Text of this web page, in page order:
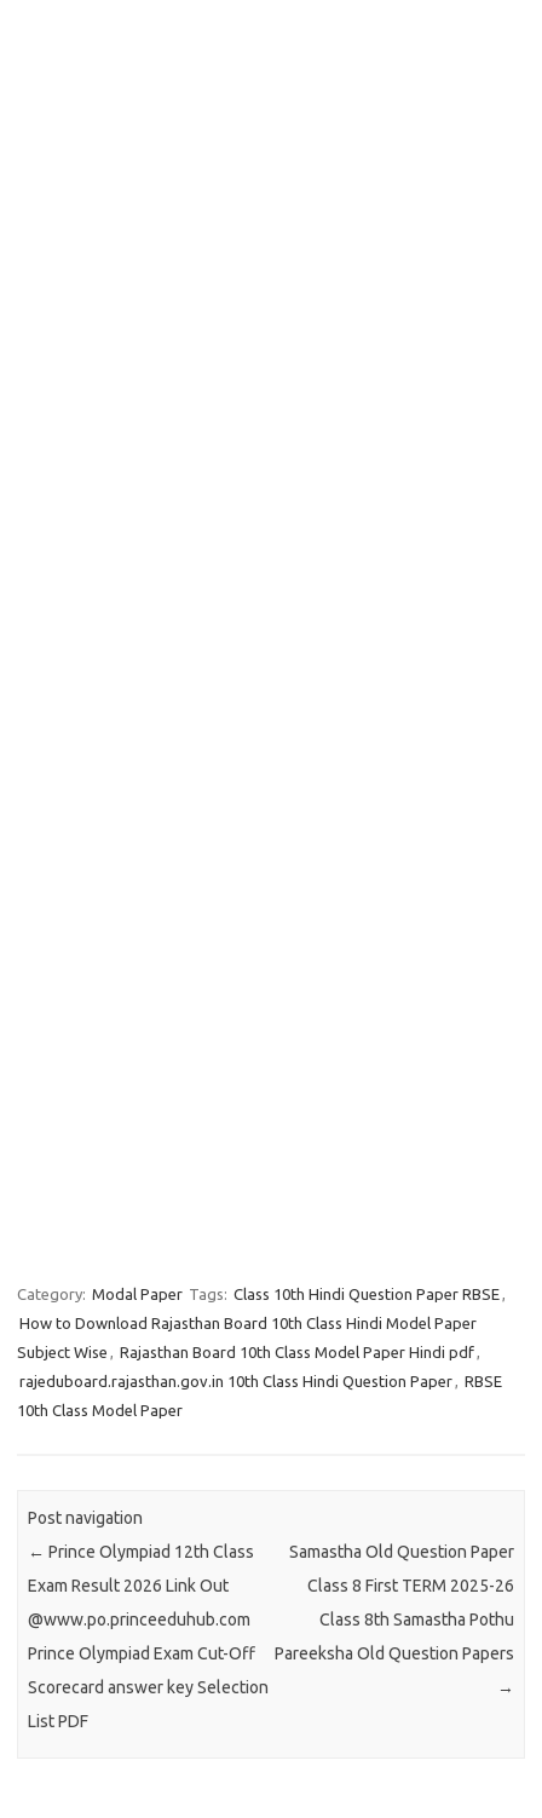
Category: Modal Paper Tags: Class 10th Hindi Question Paper RBSE,
How to Download Rajasthan Board 10th Class Hindi Model Paper
Subject Wise , Rajasthan Board 10th Class Model Paper Hindi pdf,
rajeduboard.rajasthan.gov.in 10th Class Hindi Question Paper, RBSE
10th Class Model Paper
Post navigation
← Prince Olympiad 12th Class
Exam Result 2026 Link Out
@www.po.princeeduhub.com
Prince Olympiad Exam Cut-Off
Scorecard answer key Selection
List PDF
Samastha Old Question Paper
Class 8 First TERM 2025-26
Class 8th Samastha Pothu
Pareeksha Old Question Papers
→